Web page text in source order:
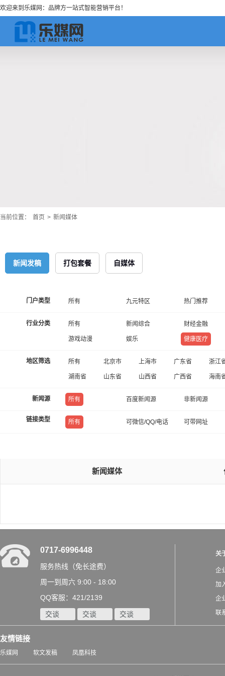
欢迎来到乐媒网：品牌方一站式智能营销平台！
当前位置： 首页 > 新闻媒体
新闻发稿 打包套餐 自媒体
门户类型 所有 九元特区 热门推荐
行业分类 所有 新闻综合 财经金融
游戏动漫 娱乐 健康医疗
地区筛选 所有 北京市 上海市 广东省 浙江
湖南省 山东省 山西省 广西省 海南
新闻源 所有 百度新闻源 非新闻源
链接类型 所有 可微信/QQ/电话 可带网址
新闻媒体
0717-6996448
服务热线（免长途费）
周一到周六 9:00 - 18:00
QQ客服：421/2139
交谈 交谈 交谈
关
企
加
企
联
友情链接
乐媒网 软文发稿 凤凰科技